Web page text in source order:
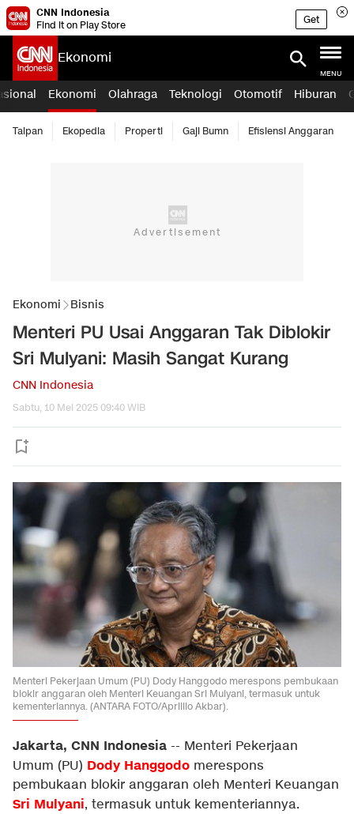
CNN Indonesia
Find it on Play Store
Get
Ekonomi
MENU
Ekonomi Olahraga Teknologi Otomotif Hiburan
Taipan Ekopedia Properti Gaji Bumn Efisiensi Anggaran
Ekonomi Bisnis
Menteri PU Usai Anggaran Tak Diblokir
Sri Mulyani: Masih Sangat Kurang
CNN Indonesia
Sabtu, 10 Mei 2025 09:40 WIB
Menteri Pekerjaan Umum (PU) Dody Hanggodo merespons pembukaan
blokir anggaran oleh Menteri Keuangan Sri Mulyani, termasuk untuk
kementeriannya. (ANTARA FOTO/Aprillio Akbar).
Jakarta, CNN Indonesia -- Menteri Pekerjaan
Umum (PU) Dody Hanggodo merespons
pembukaan blokir anggaran oleh Menteri Keuangan
Sri Mulyani, termasuk untuk kementeriannya.